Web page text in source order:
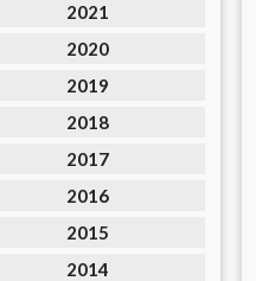
2021
2020
2019
2018
2017
2016
2015
2014